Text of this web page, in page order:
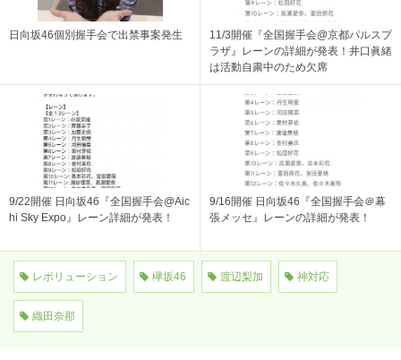
日向坂46個別握手会で出禁事案発生
11/3開催『全国握手会@京都パルスプ
ラザ』レーンの詳細が発表！井口眞緒
は活動自粛中のため欠席
9/22開催 日向坂46『全国握手会@Aic
hi Sky Expo』レーン詳細が発表！
9/16開催 日向坂46『全国握手会＠幕
張メッセ』レーンの詳細が発表！
レボリューション 欅坂46 渡辺梨加 神対応
織田奈那